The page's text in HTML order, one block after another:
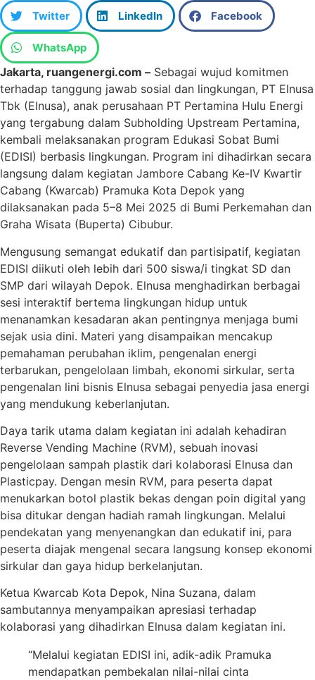
Twitter LinkedIn Facebook
WhatsApp
Jakarta, ruangenergi.com – Sebagai wujud komitmen
terhadap tanggung jawab sosial dan lingkungan, PT Elnusa
Tbk (Elnusa), anak perusahaan PT Pertamina Hulu Energi
yang tergabung dalam Subholding Upstream Pertamina,
kembali melaksanakan program Edukasi Sobat Bumi
(EDISI) berbasis lingkungan. Program ini dihadirkan secara
langsung dalam kegiatan Jambore Cabang Ke-IV Kwartir
Cabang (Kwarcab) Pramuka Kota Depok yang
dilaksanakan pada 5–8 Mei 2025 di Bumi Perkemahan dan
Graha Wisata (Buperta) Cibubur.
Mengusung semangat edukatif dan partisipatif, kegiatan
EDISI diikuti oleh lebih dari 500 siswa/i tingkat SD dan
SMP dari wilayah Depok. Elnusa menghadirkan berbagai
sesi interaktif bertema lingkungan hidup untuk
menanamkan kesadaran akan pentingnya menjaga bumi
sejak usia dini. Materi yang disampaikan mencakup
pemahaman perubahan iklim, pengenalan energi
terbarukan, pengelolaan limbah, ekonomi sirkular, serta
pengenalan lini bisnis Elnusa sebagai penyedia jasa energi
yang mendukung keberlanjutan.
Daya tarik utama dalam kegiatan ini adalah kehadiran
Reverse Vending Machine (RVM), sebuah inovasi
pengelolaan sampah plastik dari kolaborasi Elnusa dan
Plasticpay. Dengan mesin RVM, para peserta dapat
menukarkan botol plastik bekas dengan poin digital yang
bisa ditukar dengan hadiah ramah lingkungan. Melalui
pendekatan yang menyenangkan dan edukatif ini, para
peserta diajak mengenal secara langsung konsep ekonomi
sirkular dan gaya hidup berkelanjutan.
Ketua Kwarcab Kota Depok, Nina Suzana, dalam
sambutannya menyampaikan apresiasi terhadap
kolaborasi yang dihadirkan Elnusa dalam kegiatan ini.
“Melalui kegiatan EDISI ini, adik-adik Pramuka
mendapatkan pembekalan nilai-nilai cinta